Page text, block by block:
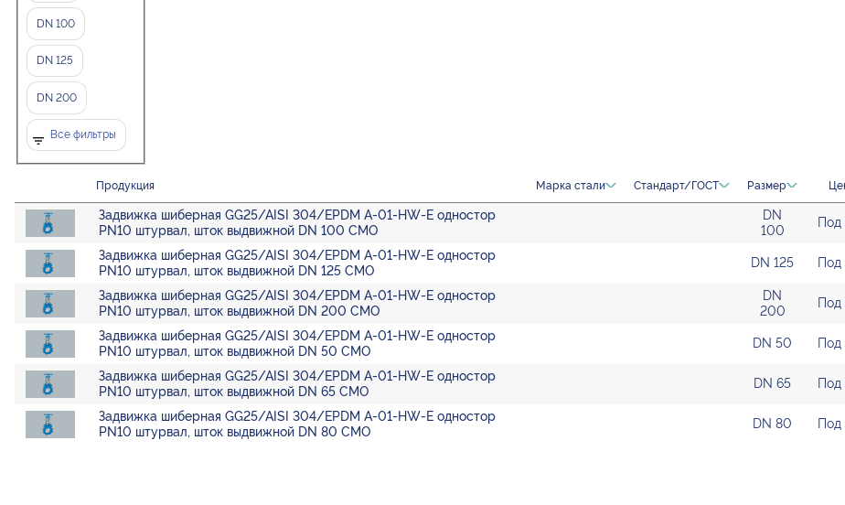
DN 100
DN 125
DN 200
Все фильтры
Продукция Марка стали Стандарт/ГОСТ Размер
Задвижка шиберная GG25/AISI 304/EPDM A-01-HW-E одностор
PN10 штурвал, шток выдвижной DN 100 CMO
DN
100
Под
Задвижка шиберная GG25/AISI 304/EPDM A-01-HW-E одностор
PN10 штурвал, шток выдвижной DN 125 CMO
DN 125 Под
Задвижка шиберная GG25/AISI 304/EPDM A-01-HW-E одностор
PN10 штурвал, шток выдвижной DN 200 CMO
DN
200
Под
Задвижка шиберная GG25/AISI 304/EPDM A-01-HW-E одностор
PN10 штурвал, шток выдвижной DN 50 CMO
DN 50 Под
Задвижка шиберная GG25/AISI 304/EPDM A-01-HW-E одностор
PN10 штурвал, шток выдвижной DN 65 CMO
DN 65 Под
Задвижка шиберная GG25/AISI 304/EPDM A-01-HW-E одностор
PN10 штурвал, шток выдвижной DN 80 CMO
DN 80 Под